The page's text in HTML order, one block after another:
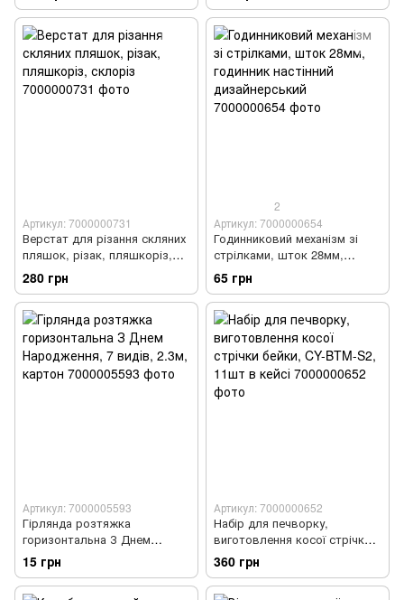
Артикул: 7000000731
Верстат для різання скляних
пляшок, різак, пляшкоріз,
склоріз
280 грн
2
Артикул: 7000000654
Годинниковий механізм зі
стрілками, шток 28мм,
годинник настінний
дизайнерський
65 грн
Артикул: 7000005593
Гірлянда розтяжка
горизонтальна З Днем
Народження, 7 видів, 2.3м,
картон
15 грн
Артикул: 7000000652
Набір для печворку,
виготовлення косої стрічки
бейки, CY-BTM-S2, 11шт в
кейсі
360 грн